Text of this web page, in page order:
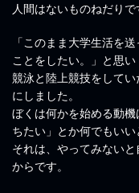
人間はないものねだりで
「このまま大学生活を
ことをしたい。」と思い
競泳と陸上競技をして
にしました。
ぼくは何かを始める動
ちたい」とか何でもいい
それは、やってみない
からです。